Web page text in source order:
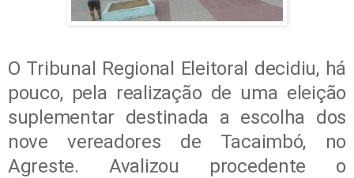
O Tribunal Regional Eleitoral decidiu, há
pouco, pela realização de uma eleição
suplementar destinada a escolha dos
nove vereadores de Tacaimbó, no
Agreste. Avalizou procedente o